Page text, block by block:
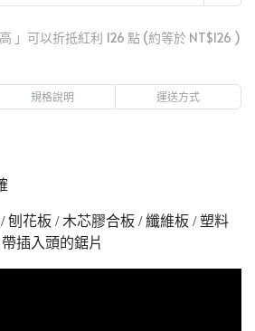
」可以折抵紅利 126 點 (約等於 NT$126 )
規格說明 運送方式
刨花板 / 木芯膠合板 / 纖維板 / 塑料
插入頭的鋸片